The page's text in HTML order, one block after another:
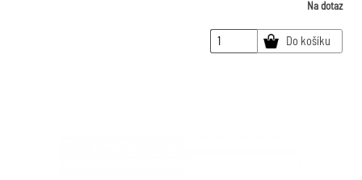
Na dotaz
Do košíku